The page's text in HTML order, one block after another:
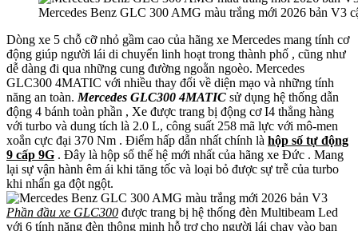
Mercedes Benz GLC 300 AMG màu trắng mới 2026 bản V3
Dòng xe 5 chỗ cỡ nhỏ gầm cao của hãng xe Mercedes mang tính cơ
động giúp người lái di chuyển linh hoạt trong thành phố , cũng như
dễ dàng đi qua những cung đường ngoằn ngoèo. Mercedes
GLC300 4MATIC với nhiều thay đổi về diện mạo và những tính
năng an toàn. Mercedes GLC300 4MATIC sử dụng hệ thống dẫn
động 4 bánh toàn phần , Xe được trang bị động cơ I4 thẳng hàng
với turbo và dung tích là 2.0 L, công suất 258 mã lực với mô-men
xoắn cực đại 370 Nm . Điểm hấp dẫn nhất chính là hộp số tự động
9 cấp 9G . Đây là hộp số thế hệ mới nhất của hãng xe Đức . Mang
lại sự vận hành êm ái khi tăng tốc và loại bỏ được sự trễ của turbo
khi nhấn ga đột ngột.
Phần đầu xe GLC300 được trang bị hệ thống đèn Multibeam Led
với 6 tính năng đèn thông minh hỗ trợ cho người lái chạy vào ban